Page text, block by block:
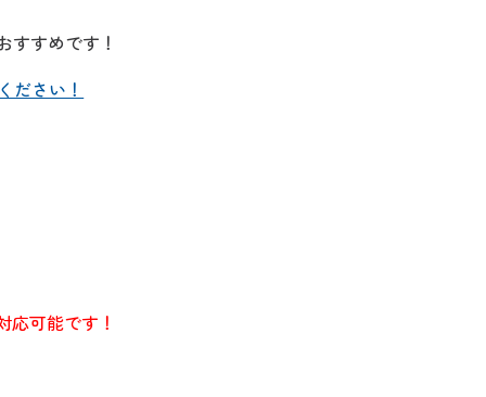
すすめです！
ださい！
可能です！